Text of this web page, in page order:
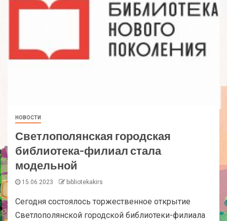
НОВОСТИ
Светлополянская городская
библиотека-филиал стала
модельной
15.06.2023 bibliotekakirs
Сегодня состоялось торжественное открытие
Светлополянской городской библиотеки-филиала